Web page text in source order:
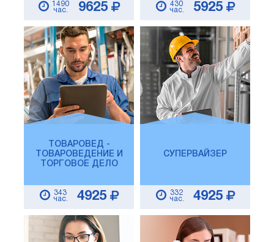
1490
час.
9625
430
час.
5925
ТОВАРОВЕД -
ТОВАРОВЕДЕНИЕ И
ТОРГОВОЕ ДЕЛО
343
час.
4925
СУПЕРВАЙЗЕР
332
час.
4925